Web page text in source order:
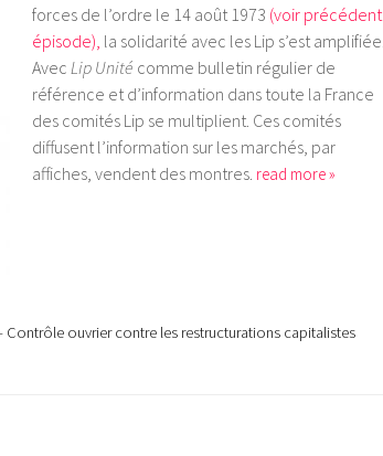
forces de l’ordre le 14 août 1973 (voir précédent
épisode), la solidarité avec les Lip s’est amplifiée.
Avec Lip Unité comme bulletin régulier de
référence et d’information dans toute la France
des comités Lip se multiplient. Ces comités
diffusent l’information sur les marchés, par
affiches, vendent des montres. read more »
Contrôle ouvrier contre les restructurations capitalistes